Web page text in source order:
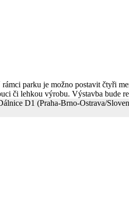
parku je možno postavit čtyři
či lehkou výrobu. Výstavba bude
D1 (Praha-Brno-Ostrava/